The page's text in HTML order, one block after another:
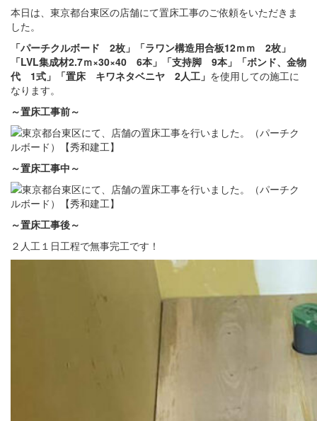
本日は、東京都台東区の店舗にて置床工事のご依頼をいただきま
した。
「パーチクルボード 2枚」「ラワン構造用合板12ｍｍ 2枚」
「LVL集成材2.7ｍ×30×40 6本」「支持脚 9本」「ボンド、金物
代 1式」「置床 キワネタベニヤ 2人工」 を使用しての施工に
なります。
～置床工事前～
～置床工事中～
～置床工事後～
２人工１日工程で無事完工です！